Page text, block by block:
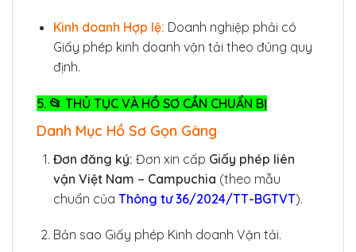
Kinh doanh Hợp lệ: Doanh nghiệp phải có
Giấy phép kinh doanh vận tải theo đúng quy
định.
5. 📂 THỦ TỤC VÀ HỒ SƠ CẦN CHUẨN BỊ
Danh Mục Hồ Sơ Gọn Gàng
Đơn đăng ký: Đơn xin cấp Giấy phép liên
vận Việt Nam – Campuchia (theo mẫu
chuẩn của Thông tư 36/2024/TT-BGTVT).
Bản sao Giấy phép Kinh doanh Vận tải.